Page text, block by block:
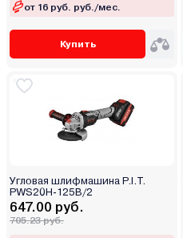
от 16 руб. руб./мес.
Купить
Угловая шлифмашина P.I.T.
PWS20H-125B/2
647.00 руб.
705.23 руб.